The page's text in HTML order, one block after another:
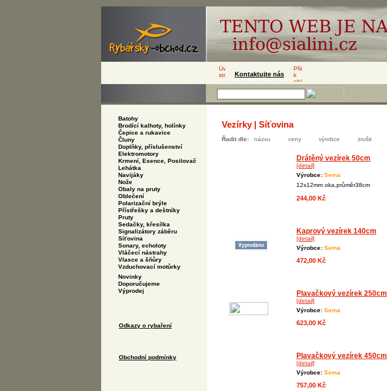
Kontaktujte nás
Batohy
Brodící kalhoty, holínky
Čepice a rukavice
Čluny
Doplňky, příslušenství
Elektromotory
Krmení, Esence, Posilovač
Lehátka
Navijáky
Nože
Obaly na pruty
Oblečení
Polarizační brýle
Přístřešky a deštníky
Pruty
Sedačky, křesílka
Signalizátory záběru
Síťovina
Sonary, echoloty
Vláčecí nástrahy
Vlasce a šňůry
Vzduchovací motůrky
Novinky
Doporučujeme
Výprodej
Odkazy o rybaření
Obchodní podmínky
Vezírky | Síťovina
Řadit dle: názvu ceny výrobce zrušit
Drátěný vezírek 50cm
[detail]
Výrobce: Sema
12x12mm oka,průměr38cm
244,00 Kč
Kaprový vezírek 140cm
[detail]
Výrobce: Sema
472,00 Kč
Plavačkový vezírek 250cm
[detail]
Výrobce: Sema
623,00 Kč
Plavačkový vezírek 450cm
[detail]
Výrobce: Sema
757,00 Kč